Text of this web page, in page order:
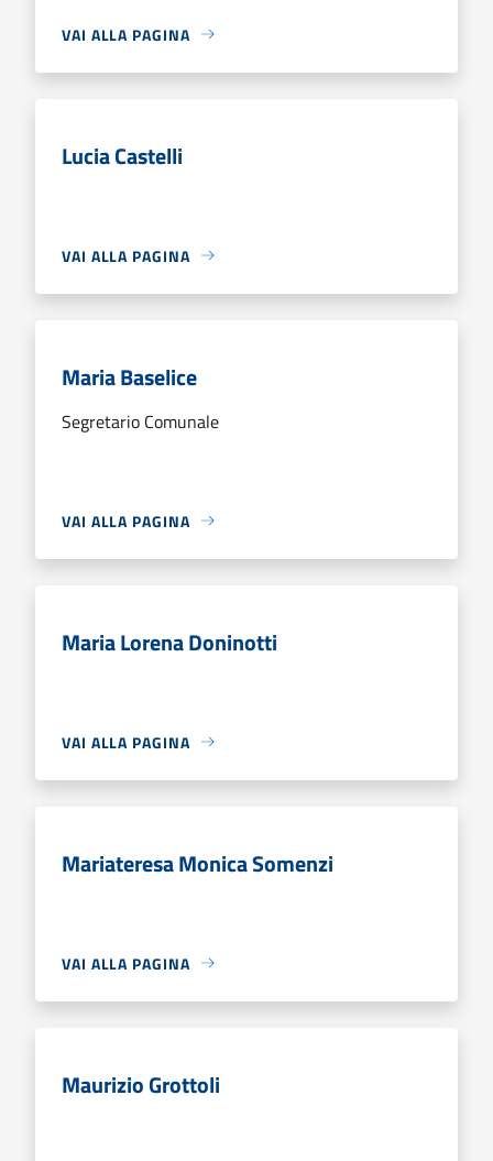
VAI ALLA PAGINA
Lucia Castelli
VAI ALLA PAGINA
Maria Baselice
Segretario Comunale
VAI ALLA PAGINA
Maria Lorena Doninotti
VAI ALLA PAGINA
Mariateresa Monica Somenzi
VAI ALLA PAGINA
Maurizio Grottoli